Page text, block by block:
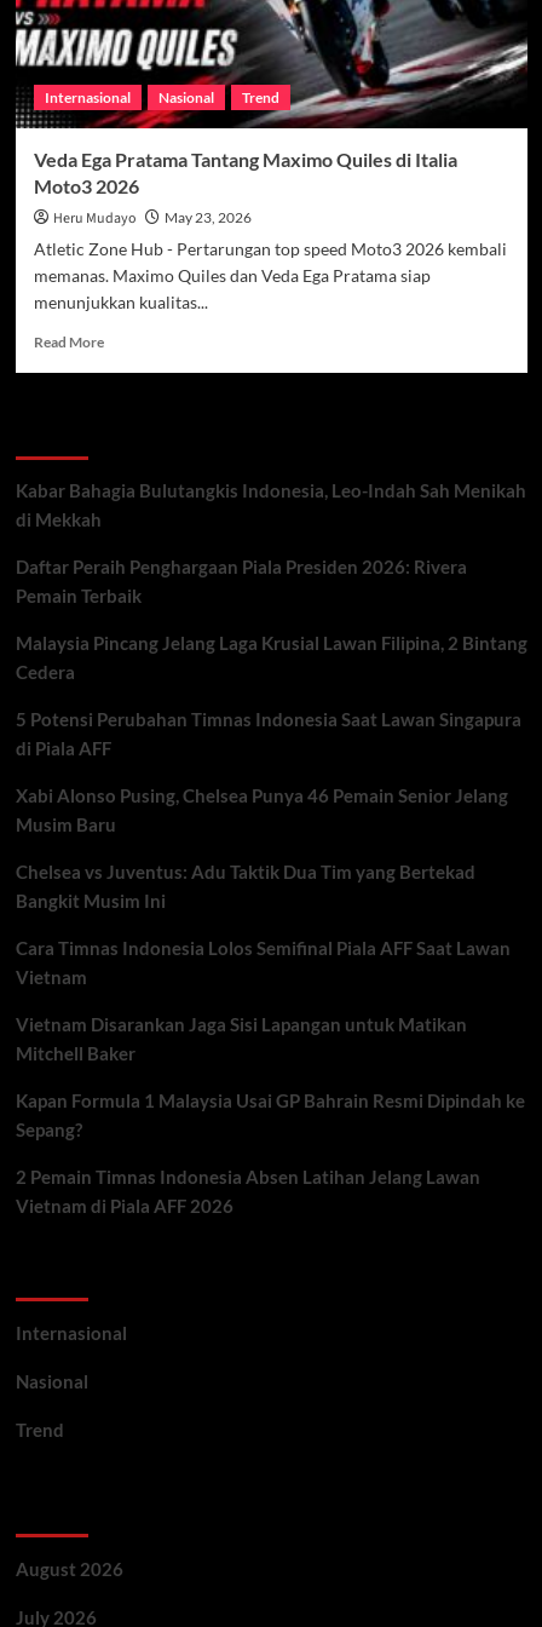
Internasional Nasional Trend
Veda Ega Pratama Tantang Maximo Quiles di Italia
Moto3 2026
Heru Mudayo May 23, 2026
Atletic Zone Hub - Pertarungan top speed Moto3 2026 kembali
memanas. Maximo Quiles dan Veda Ega Pratama siap
menunjukkan kualitas...
Read MoreRead
Maximo
Italia
Moto3
Kabar Bahagia Bulutangkis Indonesia, Leo-Indah Sah Menikah
di Mekkah
Daftar Peraih Penghargaan Piala Presiden 2026: Rivera
Pemain Terbaik
Malaysia Pincang Jelang Laga Krusial Lawan Filipina, 2 Bintang
Cedera
5 Potensi Perubahan Timnas Indonesia Saat Lawan Singapura
di Piala AFF
Xabi Alonso Pusing, Chelsea Punya 46 Pemain Senior Jelang
Musim Baru
Chelsea vs Juventus: Adu Taktik Dua Tim yang Bertekad
Bangkit Musim Ini
Cara Timnas Indonesia Lolos Semifinal Piala AFF Saat Lawan
Vietnam
Vietnam Disarankan Jaga Sisi Lapangan untuk Matikan
Mitchell Baker
Kapan Formula 1 Malaysia Usai GP Bahrain Resmi Dipindah ke
Sepang?
2 Pemain Timnas Indonesia Absen Latihan Jelang Lawan
Vietnam di Piala AFF 2026
Internasional
Nasional
Trend
August 2026
July 2026